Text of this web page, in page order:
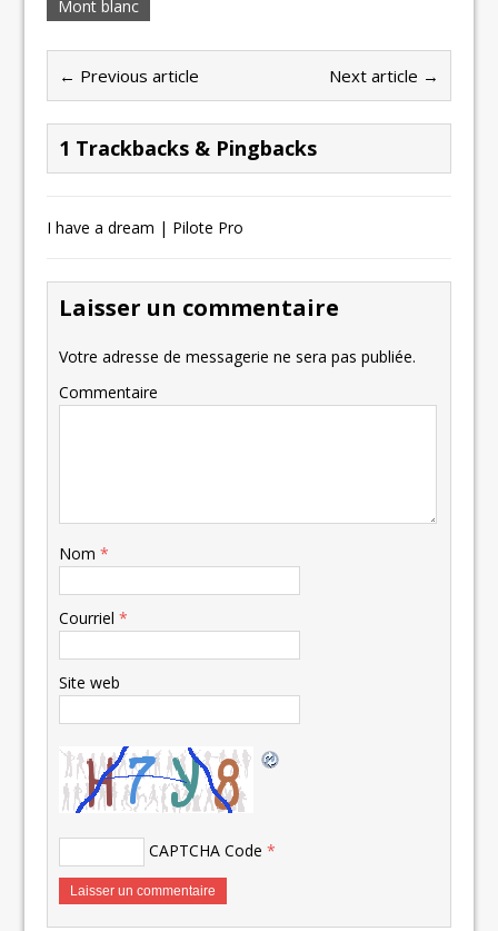
Mont blanc
← Previous article Next article →
1 Trackbacks & Pingbacks
I have a dream | Pilote Pro
Laisser un commentaire
Votre adresse de messagerie ne sera pas publiée.
Commentaire
Nom*
Courriel*
Site web
CAPTCHA Code *